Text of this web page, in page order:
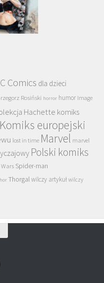
Comics dla dzieci
Rosiński horror humor Image
Hachette komiks
Komiks europejski
lost in time Marvel marvel
Polski komiks
Wars Spider-man
Thorgalwilczy artykuł wilczy